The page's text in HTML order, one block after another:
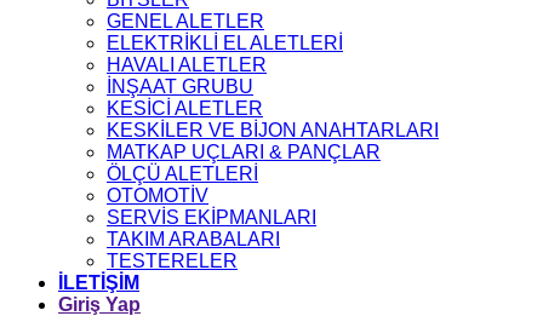
GENEL ALETLER
ELEKTRİKLİ EL ALETLERİ
HAVALI ALETLER
İNŞAAT GRUBU
KESİCİ ALETLER
KESKİLER VE BİJON ANAHTARLARI
MATKAP UÇLARI & PANÇLAR
ÖLÇÜ ALETLERİ
OTOMOTİV
SERVİS EKİPMANLARI
TAKIM ARABALARI
TESTERELER
İLETİŞİM
Giriş Yap